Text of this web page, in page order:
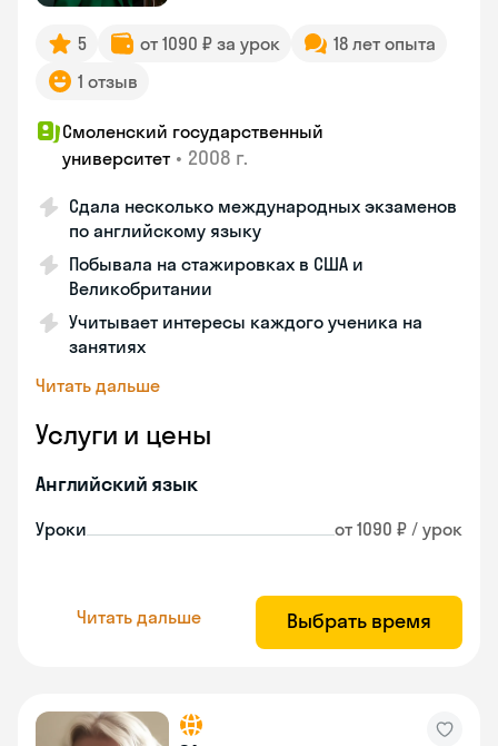
5 от 1090 ₽ за урок
18 лет опыта
1 отзыв
Смоленский государственный
университет • 2008 г.
Сдала несколько международных экзаменов
по английскому языку
Побывала на стажировках в США и
Великобритании
Учитывает интересы каждого ученика на
занятиях
Читать дальше
Услуги и цены
Английский язык
Уроки от 1090 ₽ / урок
Читать дальше Выбрать время